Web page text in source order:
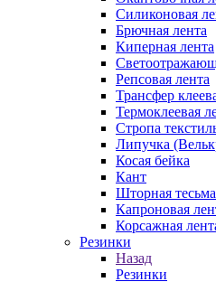
Силиконовая
Брючная лента
Киперная лента
Репсовая лента
Трансфер
Термоклеевая
Стропа
Липучка
Косая бейка
Кант
Шторная тесьма
Капроновая
Корсажная
Резинки
Назад
Резинки